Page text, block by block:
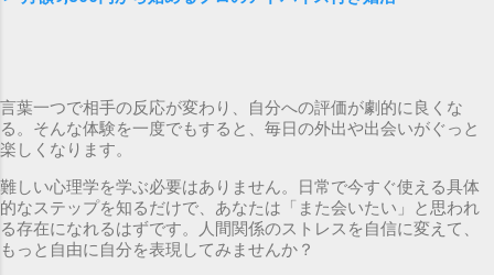
言葉一つで相手の反応が変わり、自分への評価が劇的に良くな
る。そんな体験を一度でもすると、毎日の外出や出会いがぐっと
楽しくなります。
難しい心理学を学ぶ必要はありません。日常で今すぐ使える具体
的なステップを知るだけで、あなたは「また会いたい」と思われ
る存在になれるはずです。人間関係のストレスを自信に変えて、
もっと自由に自分を表現してみませんか？